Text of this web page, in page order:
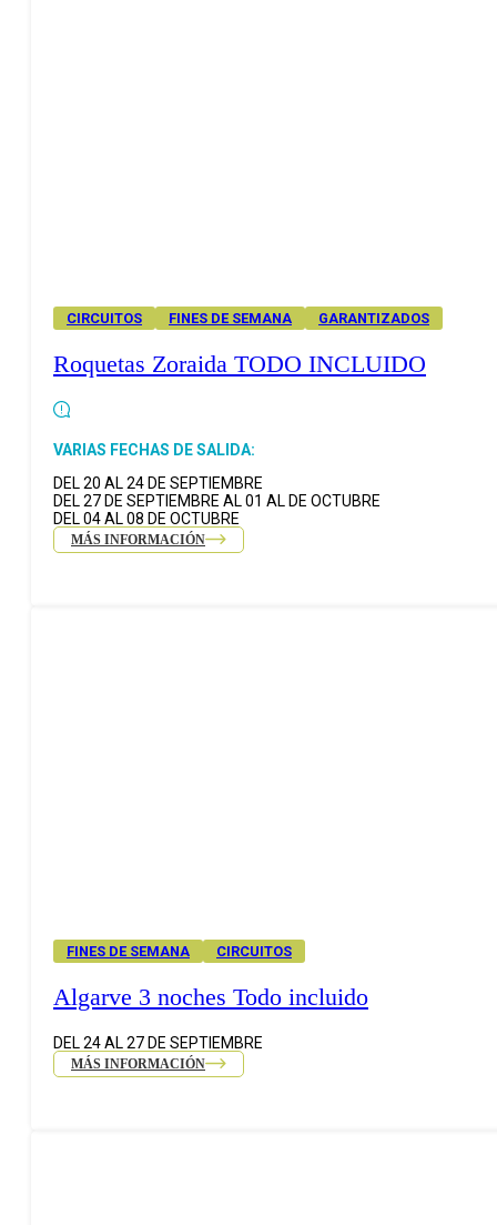
CIRCUITOS FINES DE SEMANA GARANTIZADOS
Roquetas Zoraida TODO INCLUIDO
VARIAS FECHAS DE SALIDA:
DEL 20 AL 24 DE SEPTIEMBRE
DEL 27 DE SEPTIEMBRE AL 01 AL DE OCTUBRE
DEL 04 AL 08 DE OCTUBRE
MÁS INFORMACIÓN
FINES DE SEMANA CIRCUITOS
Algarve 3 noches Todo incluido
DEL 24 AL 27 DE SEPTIEMBRE
MÁS INFORMACIÓN